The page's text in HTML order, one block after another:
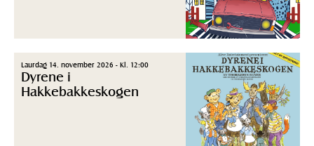
Laurdag 14. november 2026 - Kl. 12:00
Dyrene i
Hakkebakkeskogen